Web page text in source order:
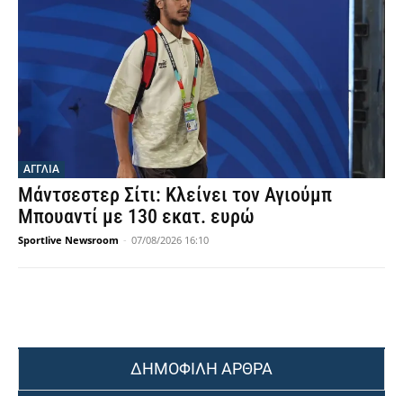
ΑΓΓΛΙΑ
Μάντσεστερ Σίτι: Κλείνει τον Αγιούμπ
Μπουαντί με 130 εκατ. ευρώ
Sportlive Newsroom - 07/08/2026 16:10
ΔΗΜΟΦΙΛΗ ΑΡΘΡΑ